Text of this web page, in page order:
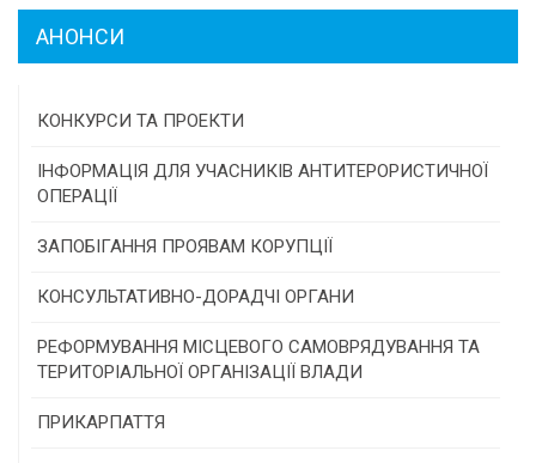
АНОНСИ
КОНКУРСИ ТА ПРОЕКТИ
Конкурс проектів та програм місцевого
самоврядування
Конкурс інститутів громадянського суспільства
Програми/конкурси МТД
ІНФОРМАЦІЯ ДЛЯ УЧАСНИКІВ АНТИТЕРОРИСТИЧНОЇ
ОПЕРАЦІЇ
ЗАПОБІГАННЯ ПРОЯВАМ КОРУПЦІЇ
КОНСУЛЬТАТИВНО-ДОРАДЧІ ОРГАНИ
Консультативна рада
РЕФОРМУВАННЯ МІСЦЕВОГО САМОВРЯДУВАННЯ ТА
ТЕРИТОРІАЛЬНОЇ ОРГАНІЗАЦІЇ ВЛАДИ
ПРИКАРПАТТЯ